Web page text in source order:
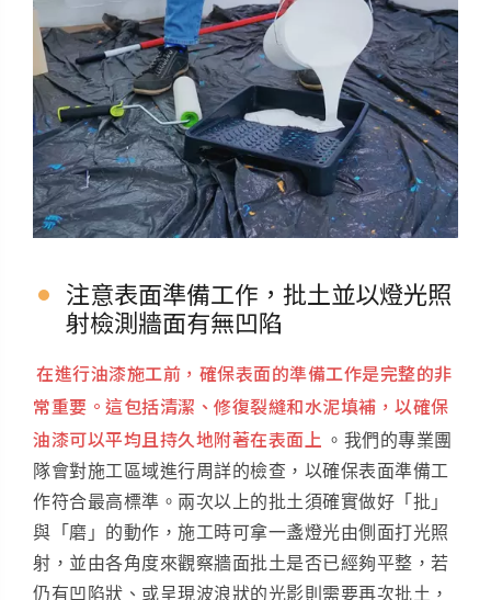
注意表面準備工作，批土並以燈光照
射檢測牆面有無凹陷
在進行油漆施工前，確保表面的準備工作是完整的非
常重要。這包括清潔、修復裂縫和水泥填補，以確保
油漆可以平均且持久地附著在表面上 。我們的專業團
隊會對施工區域進行周詳的檢查，以確保表面準備工
作符合最高標準。兩次以上的批土須確實做好「批」
與「磨」的動作，施工時可拿一盞燈光由側面打光照
射，並由各角度來觀察牆面批土是否已經夠平整，若
仍有凹陷狀、或呈現波浪狀的光影則需要再次批土，